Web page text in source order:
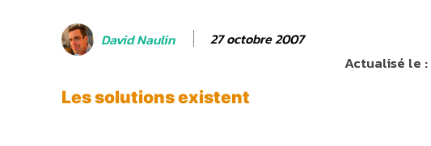
David Naulin 27 octobre 2007
Actualisé le :
Les solutions existent